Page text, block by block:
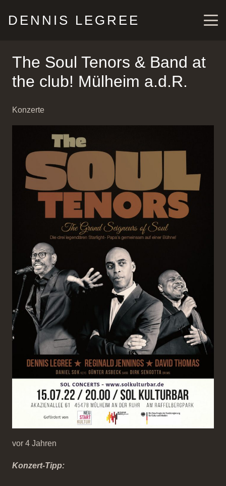
DENNIS LEGREE
The Soul Tenors & Band at
the club! Mülheim a.d.R.
Konzerte
vor 4 Jahren
Konzert-Tipp: